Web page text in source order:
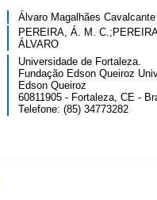
Álvaro Magalhães
PEREIRA, Á. M.
ÁLVARO
Universidade de Fortaleza.
Fundação Edson Queiroz
Edson Queiroz
60811905 - Fortaleza, CE -
Telefone: (85) 34773282